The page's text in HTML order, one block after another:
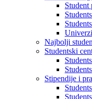
Student
Najbolji
Studentski
Stipendije i